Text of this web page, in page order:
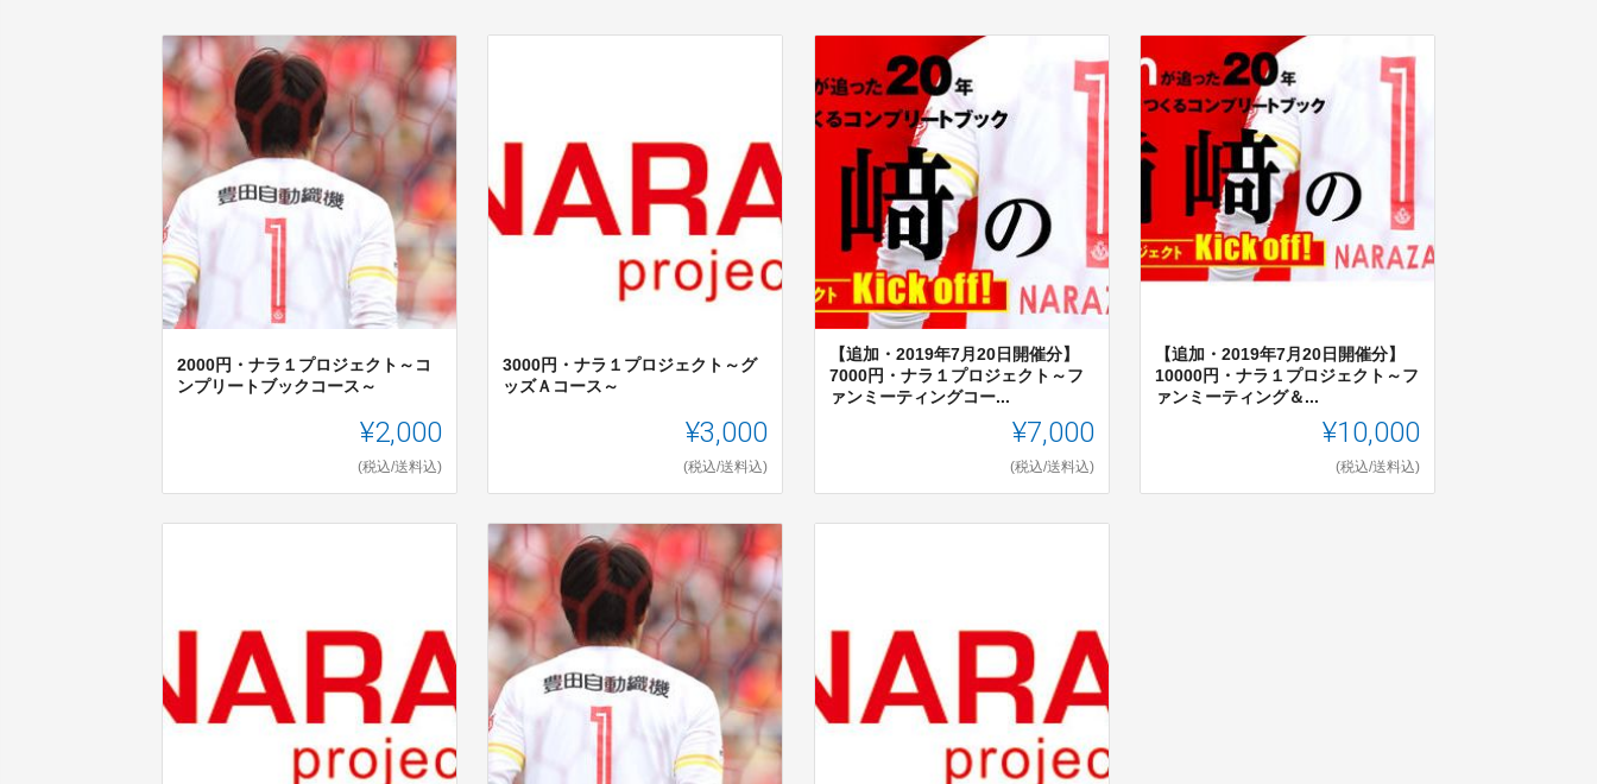
2000円・ナラ１プロジェクト～コ
ンプリートブックコース～
¥2,000
(税込/送料込)
3000円・ナラ１プロジェクト～グ
ッズＡコース～
¥3,000
(税込/送料込)
【追加・2019年7月20日開催分】
7000円・ナラ１プロジェクト～フ
ァンミーティングコー...
¥7,000
(税込/送料込)
【追加・2019年7月20日開催分】
10000円・ナラ１プロジェクト～フ
ァンミーティング＆...
¥10,000
(税込/送料込)